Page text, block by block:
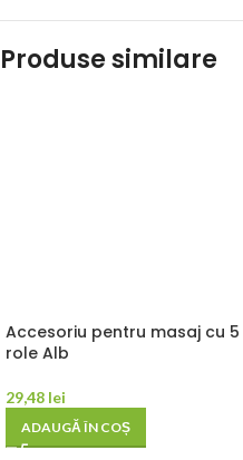
Produse similare
Accesoriu pentru masaj cu 5
role Alb
29,48 lei
ADAUGĂ ÎN COȘ